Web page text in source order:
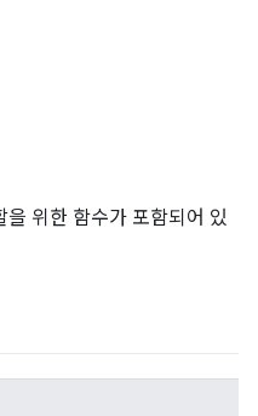
위한 함수가 포함되어 있